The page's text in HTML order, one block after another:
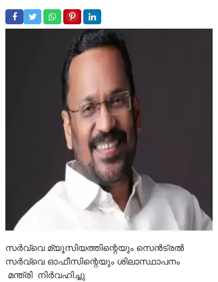
സർവ്വെ മ്യൂസിയത്തിന്റെയും സെൻട്രൽ
സർവ്വെ ഓഫീസിന്റെയും ശിലാസ്ഥാപനം
മന്ത്രി നിർവഹിച്ചു